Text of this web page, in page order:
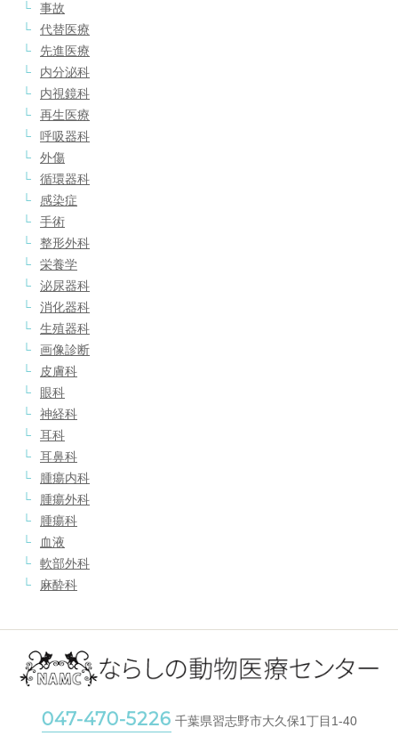
事故
代替医療
先進医療
内分泌科
内視鏡科
再生医療
呼吸器科
外傷
循環器科
感染症
手術
整形外科
栄養学
泌尿器科
消化器科
生殖器科
画像診断
皮膚科
眼科
神経科
耳科
耳鼻科
腫瘍内科
腫瘍外科
腫瘍科
血液
軟部外科
麻酔科
047-470-5226 千葉県習志野市大久保1丁目1-40